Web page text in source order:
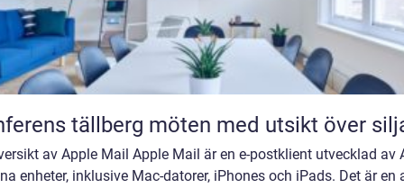
Konferens tällberg möten med utsikt över
av Apple Mail Apple Mail är en e-postklient utvecklad av
enheter, inklusive Mac-datorer, iPhones och iPads. Det är en